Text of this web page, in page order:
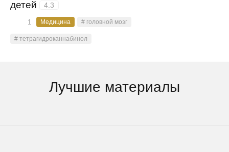
детей
4.3
1 Медицина # головной мозг
# тетрагидроканнабинол
Лучшие материалы